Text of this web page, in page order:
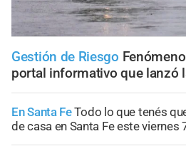
Gestión de Riesgo
portal informativo que lanzó
En Santa FeTodo lo que tenés
de casa en Santa Fe este viernes